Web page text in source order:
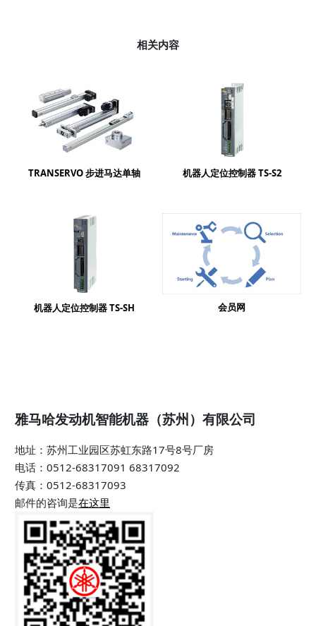
相关内容
TRANSERVO 步进马达单轴 机器人定位控制器 TS-S2
机器人定位控制器 TS-SH 会员网
雅马哈发动机智能机器（苏州）有限公司
地址：苏州工业园区苏虹东路17号8号厂房
电话：0512-68317091 68317092
传真：0512-68317093
邮件的咨询是在这里